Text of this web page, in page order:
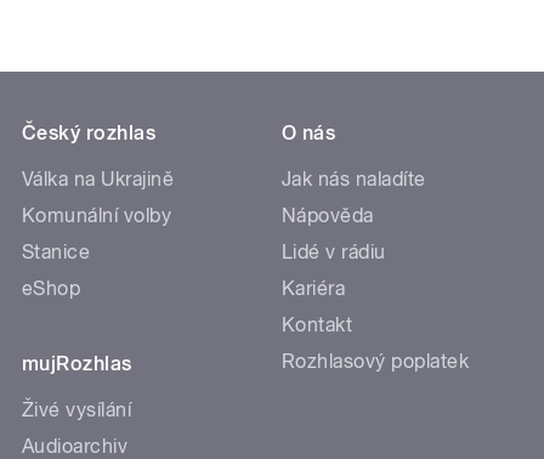
Český rozhlas
Válka na Ukrajině
Komunální volby
Stanice
eShop
mujRozhlas
Živé vysílání
Audioarchiv
O nás
Jak nás naladíte
Nápověda
Lidé v rádiu
Kariéra
Kontakt
Rozhlasový poplatek